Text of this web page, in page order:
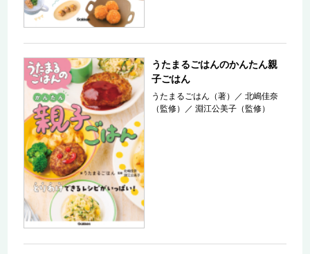
うたまるごはんのかんたん親
子ごはん
うたまるごはん（著） ／北嶋佳奈
（監修）
／淵江公美子（監修）